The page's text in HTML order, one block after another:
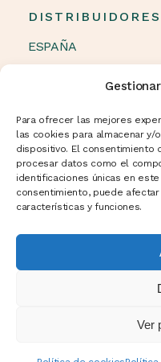
Para ofrecer las mejores
las cookies para almacenar y/
dispositivo. El consentimiento
procesar datos como el
identificaciones únicas en
consentimiento, puede
características y funciones.
Ver
DISTRIBUIDORES
ESPAÑA
NEWSLETTER